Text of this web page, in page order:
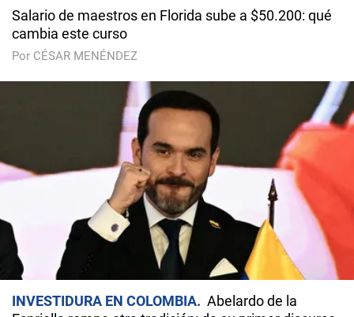
Salario de maestros en Florida sube a $50.200: qué
cambia este curso
Por CÉSAR MENÉNDEZ
INVESTIDURA EN COLOMBIA
Abelardo de la